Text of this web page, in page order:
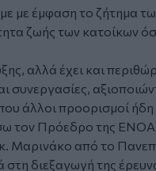
με έμφαση το ζήτημα
ζωής των κατοίκων
αλλά έχει και
συνεργασίες,
άλλοι προορισμοί
τον Πρόεδρο της
Μαρινάκο από το
διεξαγωγή της